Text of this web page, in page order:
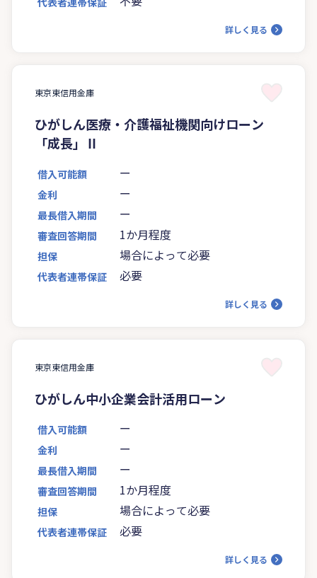
詳しく見る
東京東信用金庫
ひがしん医療・介護福祉機関向けローン
「成長」Ⅱ
借入可能額 ー
金利 ー
最長借入期間 ー
審査回答期間 1か月程度
担保 場合によって必要
代表者連帯保証 必要
詳しく見る
東京東信用金庫
ひがしん中小企業会計活用ローン
借入可能額 ー
金利 ー
最長借入期間 ー
審査回答期間 1か月程度
担保 場合によって必要
代表者連帯保証 必要
詳しく見る